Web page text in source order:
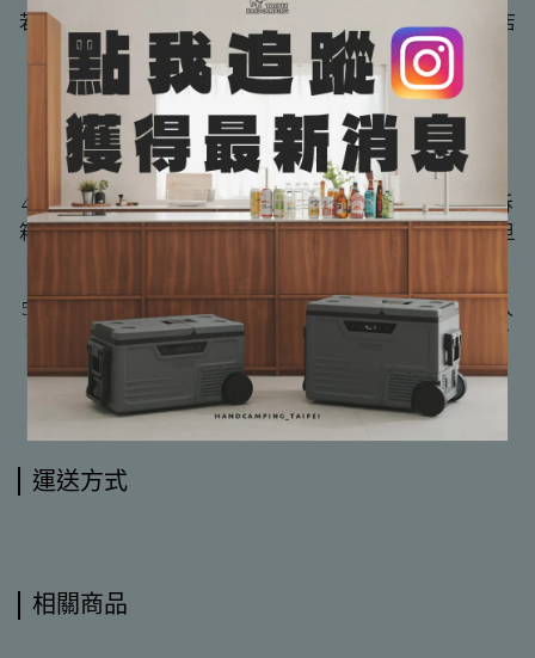
若有試用需求，歡迎至手牽手露營生活館大直店實體展示店
面試用。
3.木製、鐵製或塑膠其他製品都有天然紋路或些微製程痕
跡，如有完美主義者，請於購買前謹慎考慮後，再下單購
買。
4.所有商品於出貨前皆會進行檢查，收到商品時，請錄影拆
箱，商品請第一時間在家測試沒問題再帶到營區使用，一旦
5.與衛生有關之產品，例如睡袋、枕頭類、充氣床、接觸人
體皮膚之產品，一旦打開過即無法退換貨(因無法證明沒有
使用過)。
運送方式
相關商品